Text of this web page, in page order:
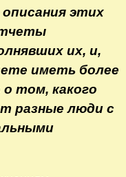
этих
их, и,
иметь более
том, какого
разные люди с